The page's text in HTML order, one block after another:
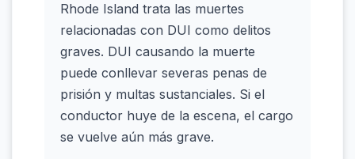
Rhode Island trata las muertes
relacionadas con DUI como delitos
graves. DUI causando la muerte
puede conllevar severas penas de
prisión y multas sustanciales. Si el
conductor huye de la escena, el cargo
se vuelve aún más grave.